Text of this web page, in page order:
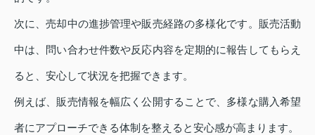
次に、売却中の進捗管理や販売経路の多様化です。販売活動
中は、問い合わせ件数や反応内容を定期的に報告してもらえ
ると、安心して状況を把握できます。
例えば、販売情報を幅広く公開することで、多様な購入希望
者にアプローチできる体制を整えると安心感が高まります。